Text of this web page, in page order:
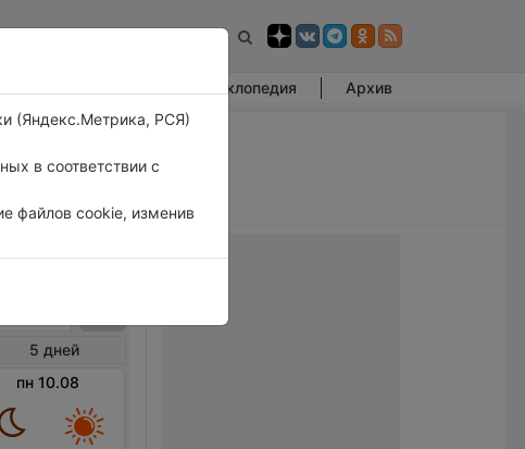
Энциклопедия Архив
5 дней
пн 10.08
(Яндекс.Метрика, РСЯ)
в соответствии с
файлов cookie, изменив